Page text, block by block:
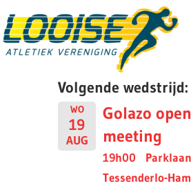
to
content
Volgende wedstrijd:
WO
19
AUG
Golazo open
meeting
19h00
Tessenderlo-Ham